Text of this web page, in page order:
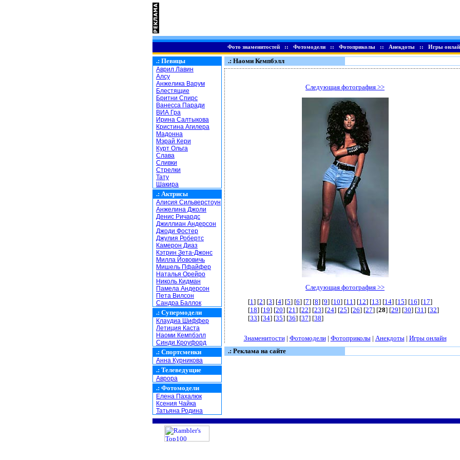
Фото знаменитостей:: Фотомодели:: Фотоприколы:: Анекдоты:: Игры
.: Певицы
Аврил Лавин
Алсу
Анжелика Варум
Блестящие
Бритни Спирс
Ванесса Паради
ВИА Гра
Ирина Салтыкова
Кристина Агилера
Мадонна
Мэрай Кери
Курт Ольга
Слава
Сливки
Стрелки
Тату
Шакира
.: Актрисы
Алисия Сильверстоун
Анжелина Джоли
Денис Ричардс
Джиллиан Андерсон
Джоди Фостер
Джулия Робертс
Камерон Диаз
Кэтрин Зета-Джонс
Милла Йововичь
Мишель Пфайфер
Наталья Орейро
Николь Кидман
Памела Андерсон
Пета Вилсон
Сандра Баллок
.: Супермодели
Клаудиа Шиффер
Летиция Каста
Наоми Кемпбэлл
Синди Кроуфорд
.: Спортсменки
Анна Курникова
.: Телеведущие
Аврора
.: Фотомодели
Елена Пахалюк
Ксения Чайка
Татьяна Родина
.: Наоми Кемпбэлл
Следующая фотография >>
Следующая фотография >>
[1] [2] [3] [4] [5] [6] [7] [8] [9] [10] [11] [12] [13] [14] [15] [16] [17]
[18] [19] [20] [21] [22] [23] [24] [25] [26] [27] [28] [29] [30] [31] [32]
[33] [34] [35] [36] [37] [38]
Знаменитости| Фотомодели| Фотоприколы| Анекдоты| Игры онлайн
.: Реклама на сайте